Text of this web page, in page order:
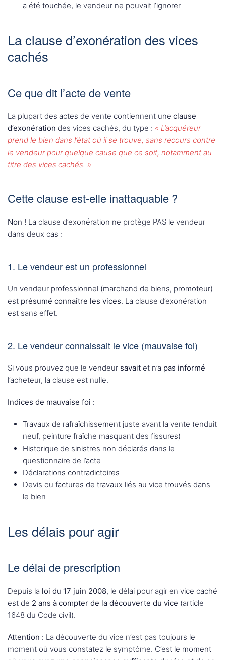
a été touchée, le vendeur ne pouvait l’ignorer
La clause d’exonération des vices
cachés
Ce que dit l’acte de vente
La plupart des actes de vente contiennent une clause
d’exonération des vices cachés, du type : « L’acquéreur
prend le bien dans l’état où il se trouve, sans recours contre
le vendeur pour quelque cause que ce soit, notamment au
titre des vices cachés. »
Cette clause est-elle inattaquable ?
Non ! La clause d’exonération ne protège PAS le vendeur
dans deux cas :
1. Le vendeur est un professionnel
Un vendeur professionnel (marchand de biens, promoteur)
est présumé connaître les vices. La clause d’exonération
est sans effet.
2. Le vendeur connaissait le vice (mauvaise foi)
Si vous prouvez que le vendeur savait et n’a pas informé
l’acheteur, la clause est nulle.
Indices de mauvaise foi :
Travaux de rafraîchissement juste avant la vente (enduit
neuf, peinture fraîche masquant des fissures)
Historique de sinistres non déclarés dans le
questionnaire de l’acte
Déclarations contradictoires
Devis ou factures de travaux liés au vice trouvés dans
le bien
Les délais pour agir
Le délai de prescription
Depuis la loi du 17 juin 2008, le délai pour agir en vice caché
est de 2 ans à compter de la découverte du vice (article
1648 du Code civil).
Attention : La découverte du vice n’est pas toujours le
moment où vous constatez le symptôme. C’est le moment